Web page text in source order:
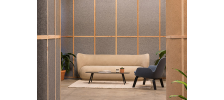
Big And Tiny Silver Lake
Cultural